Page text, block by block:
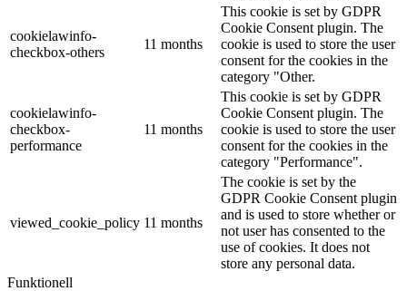
cookielawinfo-
checkbox-others
11 months
This cookie is set by GDPR
Cookie Consent plugin. The
cookie is used to store the user
consent for the cookies in the
category "Other.
cookielawinfo-
checkbox-
performance
11 months
This cookie is set by GDPR
Cookie Consent plugin. The
cookie is used to store the user
consent for the cookies in the
category "Performance".
viewed_cookie_policy 11 months
The cookie is set by the
GDPR Cookie Consent plugin
and is used to store whether or
not user has consented to the
use of cookies. It does not
store any personal data.
Funktionell